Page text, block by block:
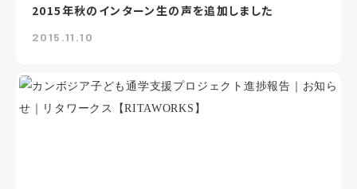
2015年秋のインターン生の声を追加しました
2015.11.10